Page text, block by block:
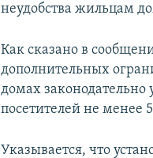
неудобства жильцам
Как сказано в
дополнительных
домах
посетителей не менее
Указывается, что